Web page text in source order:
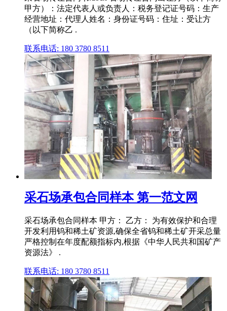
甲方）：法定代表人或负责人：税务登记证号码：生产
经营地址：代理人姓名：身份证号码：住址：受让方
（以下简称乙 .
联系电话: 180 3780 8511
采石场承包合同样本 第一范文网
采石场承包合同样本 甲方： 乙方： 为有效保护和合理
开发利用钨和稀土矿资源,确保全省钨和稀土矿开采总量
严格控制在年度配额指标内,根据《中华人民共和国矿产
资源法》 .
联系电话: 180 3780 8511